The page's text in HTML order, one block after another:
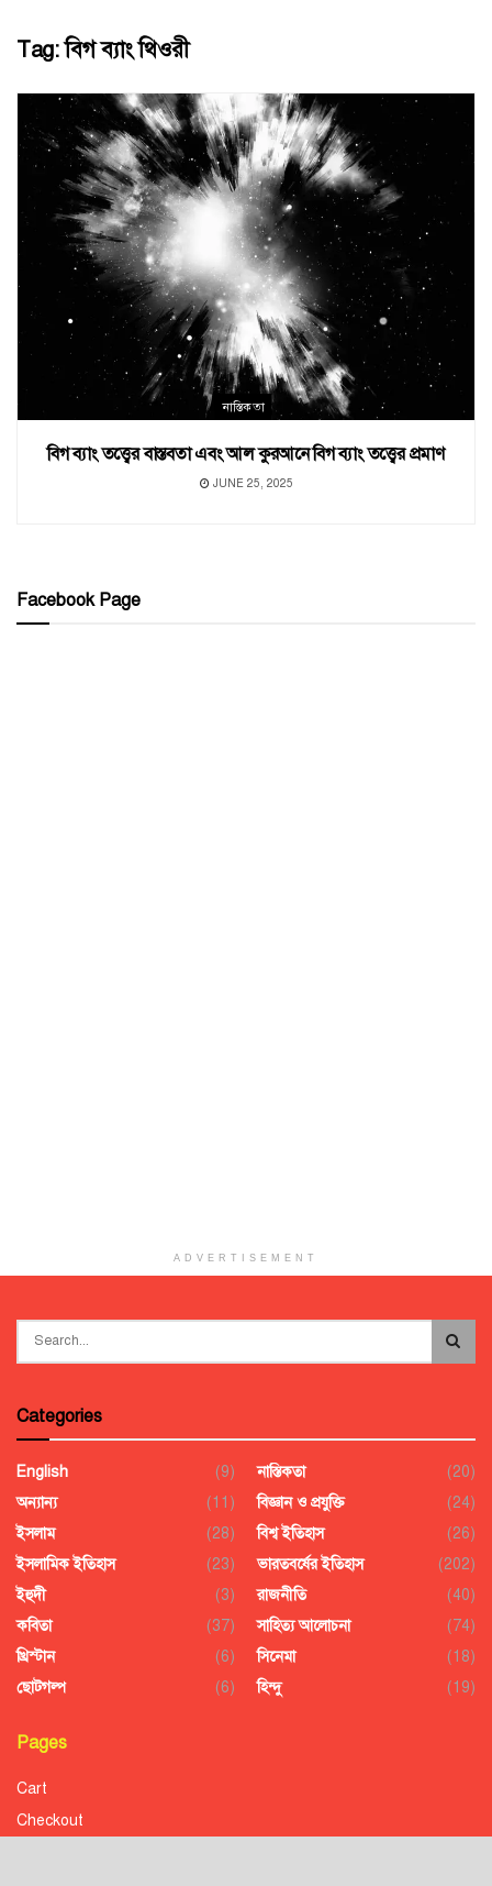
Tag:বিগ ব্যাং থিওরী
নাস্তিকতা
বিগ ব্যাং তত্ত্বের বাস্তবতা এবং আল কুরআনে বিগ ব্যাং তত্ত্বের প্রমাণ
JUNE 25, 2025
Facebook Page
ADVERTISEMENT
Categories
English
(9)
অন্যান্য
(11)
ইসলাম
(28)
ইসলামিক ইতিহাস
(23)
ইহুদী
(3)
কবিতা
(37)
খ্রিস্টান
(6)
ছোটগল্প
(6)
নাস্তিকতা
(20)
বিজ্ঞান ও প্রযুক্তি
(24)
বিশ্ব ইতিহাস
(26)
ভারতবর্ষের ইতিহাস
(202)
রাজনীতি
(40)
সাহিত্য আলোচনা
(74)
সিনেমা
(18)
হিন্দু
(19)
Pages
Cart
Checkout